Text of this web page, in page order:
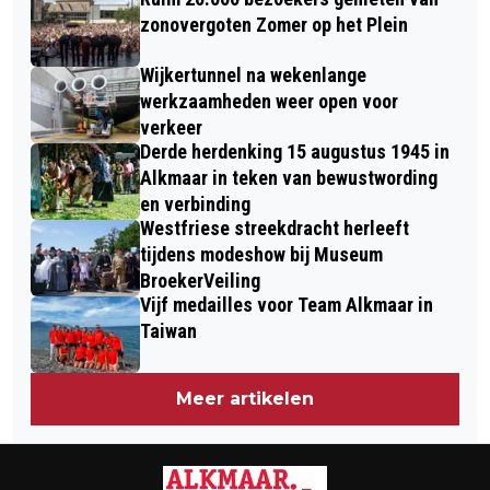
OP DE ZESWIELENzonovergoten Zomer op het Plein
Wijkertunnel na wekenlange
werkzaamheden weer open voor
verkeer
Derde herdenking 15 augustus 1945 in
Alkmaar in teken van bewustwording
en verbinding
Westfriese streekdracht herleeft
tijdens modeshow bij Museum
BroekerVeiling
Vijf medailles voor Team Alkmaar in
Taiwan
Meer artikelen